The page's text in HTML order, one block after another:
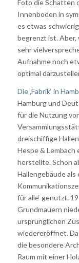
Foto die Schatten
Innenboden in
es etwas
begrenzt ist. Aber,
sehr
Aufnahme noch
optimal
Die ‚Fabrik‘ in
Hamburg und
für die Nutzung
dreischiffige
Hespe &
herstellte. Schon
Hallengebäude
für alle‘ genutzt.
Grundmauern
ursprünglichen
wiedereröffnet.
die besondere
Raum mit einer